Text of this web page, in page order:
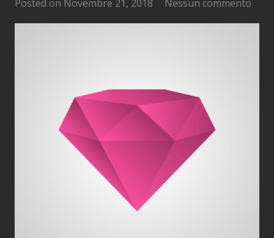
Posted on Novembre 21, 2018 Nessun commento